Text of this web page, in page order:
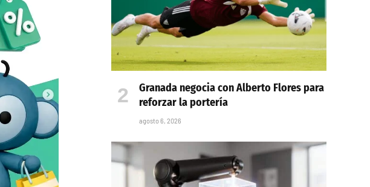
Granada negocia con Alberto Flores para
reforzar la portería
agosto 6, 2026